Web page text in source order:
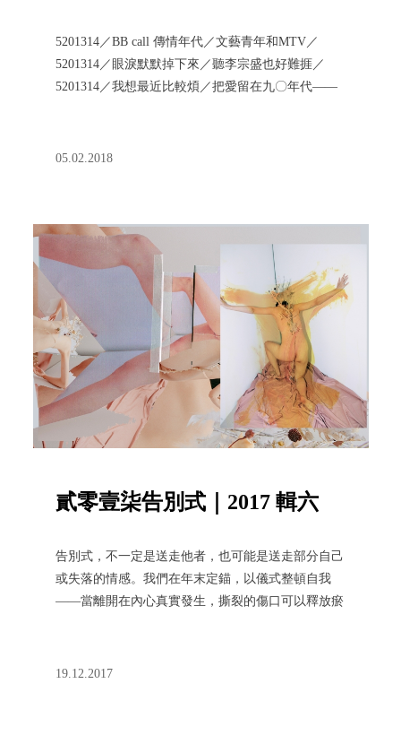
5201314／BB call 傳情年代／文藝青年和MTV／
5201314／眼淚默默掉下來／聽李宗盛也好難捱／
5201314／我想最近比較煩／把愛留在九〇年代——
05.02.2018
貳零壹柒告別式｜2017 輯六
告別式，不一定是送走他者，也可能是送走部分自己
或失落的情感。我們在年末定錨，以儀式整頓自我
——當離開在內心真實發生，撕裂的傷口可以釋放瘀
19.12.2017